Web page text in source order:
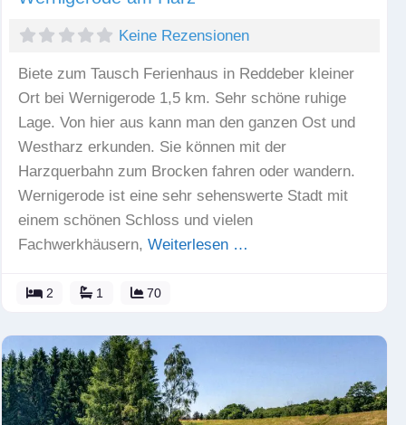
Keine Rezensionen
Biete zum Tausch Ferienhaus in Reddeber kleiner
Ort bei Wernigerode 1,5 km. Sehr schöne ruhige
Lage. Von hier aus kann man den ganzen Ost und
Westharz erkunden. Sie können mit der
Harzquerbahn zum Brocken fahren oder wandern.
Wernigerode ist eine sehr sehenswerte Stadt mit
einem schönen Schloss und vielen
Fachwerkhäusern, Weiterlesen …
2 1 70